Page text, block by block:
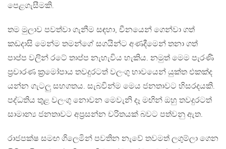
පෙළගැසීමකි.
තම මුලාව පවත්වා ගැනීම සඳහා, චීනයෙන් ගෙන්වා ගත්
කඩදාසි මෙන්ම තමන්ගේ සගයින්ට අණදීමෙන් තනා ගත්
පාප්ප වලින් රටේ තාප්ප නැහැවිය හැකිය. නමුත් මෙම පැරණි
ප්‍රචාරණ ක්‍රමෝපාය තවදුරටත් වලංගු භාවයෙන් යුක්ත එකක්ද
යන්න ගැටලු සහගතය. සැබවින්ම මෙය ජනතාවට හිසරදයකි.
පද්ධතිය තුළ වලංගු නොවන මෙවැනි දෑ මඟින් ඔහු තවදුරටත්
සාමාන්‍ය ජනතාවට අප්‍රසන්න චරිතයක් බවට පත්වනු ඇත.
රාජපක්ෂ සමඟ ගිලෙමින් පවතින නැවේ තවමත් ලගුම්ලා ගෙන